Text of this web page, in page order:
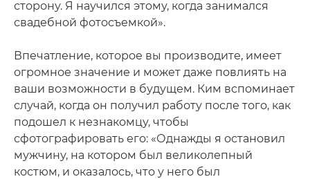
сторону. Я научился этому, когда занимался
свадебной фотосъемкой».
Впечатление, которое вы производите, имеет
огромное значение и может даже повлиять на
ваши возможности в будущем. Ким вспоминает
случай, когда он получил работу после того, как
подошел к незнакомцу, чтобы
сфотографировать его: «Однажды я остановил
мужчину, на котором был великолепный
костюм, и оказалось, что у него был